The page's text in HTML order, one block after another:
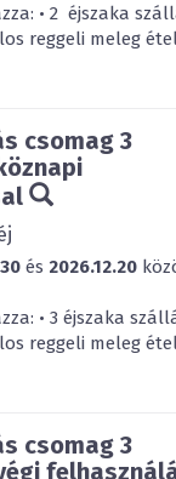
• 2 éjszaka
reggeli meleg
csomag 3
és 2026.12.20
• 3 éjszaka
reggeli meleg
csomag 3